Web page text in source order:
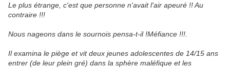
Le plus étrange, c'est que personne n'avait l'air apeuré !! Au
contraire !!!
Nous nageons dans le sournois pensa-t-il !Méfiance !!!.
Il examina le piège et vit deux jeunes adolescentes de 14/15 ans
entrer (de leur plein gré) dans la sphère maléfique et les